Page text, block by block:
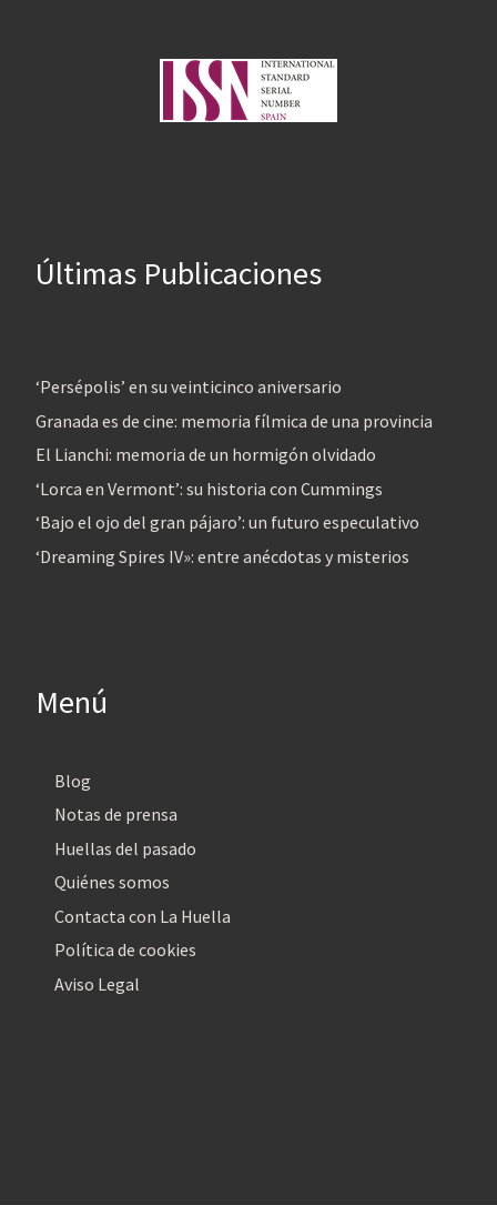
Últimas Publicaciones
‘Persépolis’ en su veinticinco aniversario
Granada es de cine: memoria fílmica de una provincia
El Lianchi: memoria de un hormigón olvidado
‘Lorca en Vermont’: su historia con Cummings
‘Bajo el ojo del gran pájaro’: un futuro especulativo
‘Dreaming Spires IV»: entre anécdotas y misterios
Menú
Blog
Notas de prensa
Huellas del pasado
Quiénes somos
Contacta con La Huella
Política de cookies
Aviso Legal